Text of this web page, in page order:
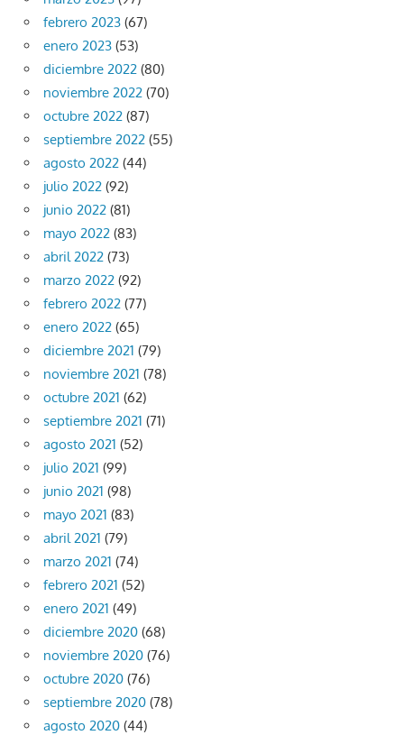
febrero 2023 (67)
enero 2023 (53)
diciembre 2022 (80)
noviembre 2022 (70)
octubre 2022 (87)
septiembre 2022 (55)
agosto 2022 (44)
julio 2022 (92)
junio 2022 (81)
mayo 2022 (83)
abril 2022 (73)
marzo 2022 (92)
febrero 2022 (77)
enero 2022 (65)
diciembre 2021 (79)
noviembre 2021 (78)
octubre 2021 (62)
septiembre 2021 (71)
agosto 2021 (52)
julio 2021 (99)
junio 2021 (98)
mayo 2021 (83)
abril 2021 (79)
marzo 2021 (74)
febrero 2021 (52)
enero 2021 (49)
diciembre 2020 (68)
noviembre 2020 (76)
octubre 2020 (76)
septiembre 2020 (78)
agosto 2020 (44)